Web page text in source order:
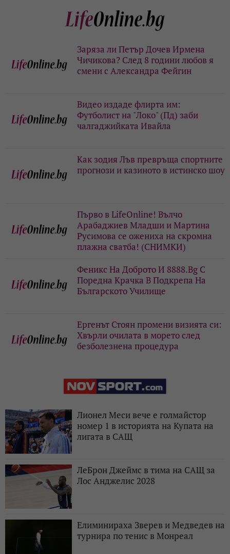
Заряза ли Петър Дочев Ирмена
Чичикова? След 8 години любов я
смени с Александра Фейгин
Видео издаде флирта им:
Футболист на "Локо" (Пд) заби
чалгаджийката Ивайла
Как зодия Лъв превръща спортните
прогнози и казиното в истинско шоу
Първо в LifeOnline! Вълчо
Арабаджиев Младши и Мартина
Русимова сe oжениха на скромна
плажна сватба! (СНИМКИ)
Феникс На Доброто И 8888.Bg С
Поредна Крачка В Подкрепа На
Българското Училище
Ергенът Стоян промени визията си:
Хвърли очилата в морето след
безболезнена процедура
Лионел Меси вече е голмайстор
номер 1 в историята на Купата на
лигата в САЩ
ЛеБрон Джеймс в тима на САЩ за
Лос Анджелис 2028
Елиминираха Зверев и Медведев на
турнира по тенис в Монреал